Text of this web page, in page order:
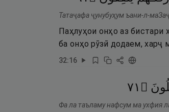
Татаҷафа ҷунубуҳум ъани-л-
Паҳлуҳои онҳо аз
ба онҳо рӯзӣ додаем, харҷ
32:16
۝ ١٧
Фа ла таъламу нафсум ма ухфия